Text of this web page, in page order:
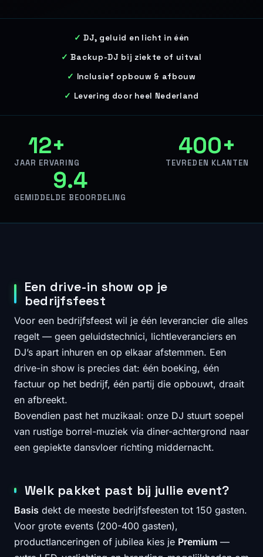
DJ, geluid en licht in één
Backup-DJ bij ziekte of uitval
Inclusief opbouw & afbouw
Levering door heel Nederland
12+
JAAR ERVARING
400+
TEVREDEN KLANTEN
9.4
GEMIDDELDE BEOORDELING
Een drive-in show op je
bedrijfsfeest
Voor een bedrijfsfeest wil je één leverancier die alles
regelt — geen geluidstechnici, lichtleveranciers en
DJ’s apart inhuren en op elkaar afstemmen. Een
drive-in show is precies dat: één boeking, één
factuur op het bedrijf, één partij die opbouwt, draait
en afbreekt.
Bovendien past het muzikaal: onze DJ stuurt soepel
van rustige borrel-muziek via diner-achtergrond naar
een gepiekte dansvloer richting middernacht.
Welk pakket past bij jullie event?
Basis dekt de meeste bedrijfsfeesten tot 150 gasten.
Voor grote events (200-400 gasten),
productlanceringen of jubilea kies je Premium —